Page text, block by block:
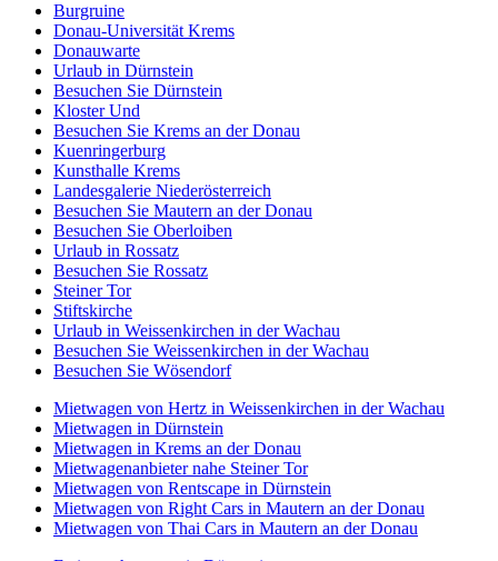
Burgruine
Donau-Universität Krems
Donauwarte
Urlaub in Dürnstein
Besuchen Sie Dürnstein
Kloster Und
Besuchen Sie Krems an der Donau
Kuenringerburg
Kunsthalle Krems
Landesgalerie Niederösterreich
Besuchen Sie Mautern an der Donau
Besuchen Sie Oberloiben
Urlaub in Rossatz
Besuchen Sie Rossatz
Steiner Tor
Stiftskirche
Urlaub in Weissenkirchen in der Wachau
Besuchen Sie Weissenkirchen in der Wachau
Besuchen Sie Wösendorf
Mietwagen von Hertz in Weissenkirchen in der Wachau
Mietwagen in Dürnstein
Mietwagen in Krems an der Donau
Mietwagenanbieter nahe Steiner Tor
Mietwagen von Rentscape in Dürnstein
Mietwagen von Right Cars in Mautern an der Donau
Mietwagen von Thai Cars in Mautern an der Donau